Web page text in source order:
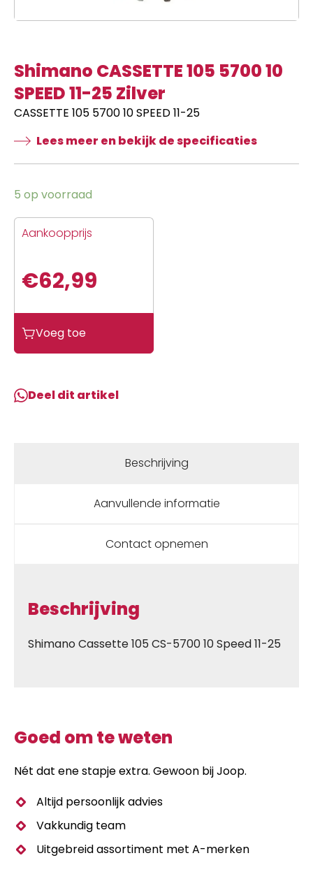
Shimano CASSETTE 105 5700 10
SPEED 11-25 Zilver
CASSETTE 105 5700 10 SPEED 11-25
Lees meer en bekijk de specificaties
5 op voorraad
Aankoopprijs
€62,99
CASSETTE
105
10
SPEED
Voeg toe
Deel dit artikel
Beschrijving
Aanvullende informatie
Contact opnemen
Beschrijving
Shimano Cassette 105 CS-5700 10 Speed 11-25
Goed om te weten
Nét dat ene stapje extra. Gewoon bij Joop.
Altijd persoonlijk advies
Vakkundig team
Uitgebreid assortiment met A-merken